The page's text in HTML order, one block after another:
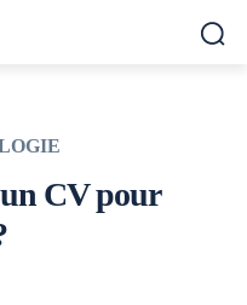
CV pour